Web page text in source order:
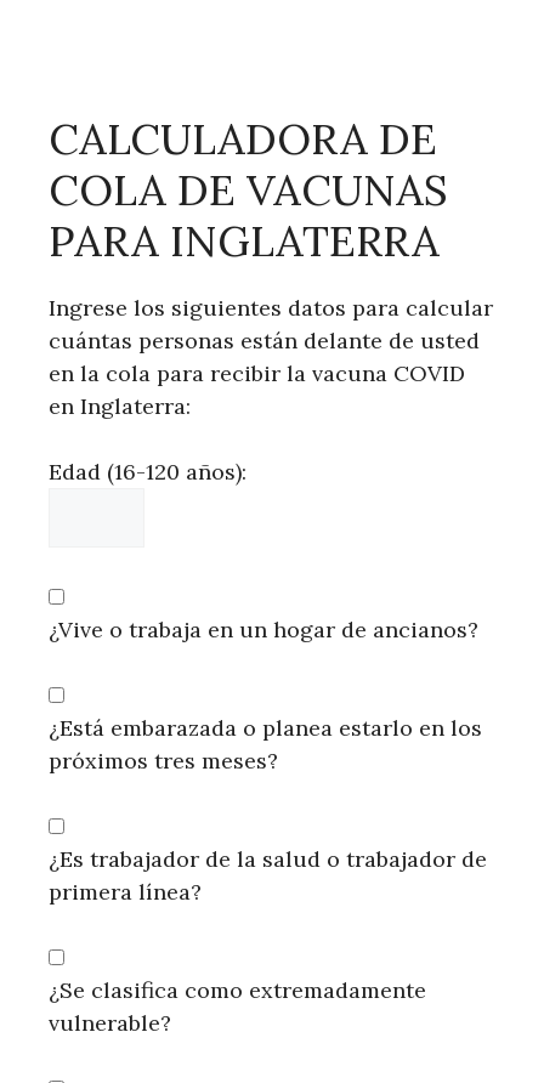
CALCULADORA DE
COLA DE VACUNAS
PARA INGLATERRA
Ingrese los siguientes datos para calcular
cuántas personas están delante de usted
en la cola para recibir la vacuna COVID
en Inglaterra:
Edad (16-120 años):
¿Vive o trabaja en un hogar de ancianos?
¿Está embarazada o planea estarlo en los
próximos tres meses?
¿Es trabajador de la salud o trabajador de
primera línea?
¿Se clasifica como extremadamente
vulnerable?